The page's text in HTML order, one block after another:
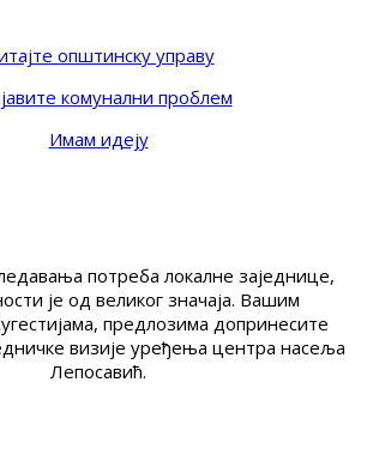
општинску управу
комунални проблем
Имам идеју
потреба локалне заједнице,
је од великог значаја. Вашим
предлозима допринесите
визије уређења центра насеља
Лепосавић.